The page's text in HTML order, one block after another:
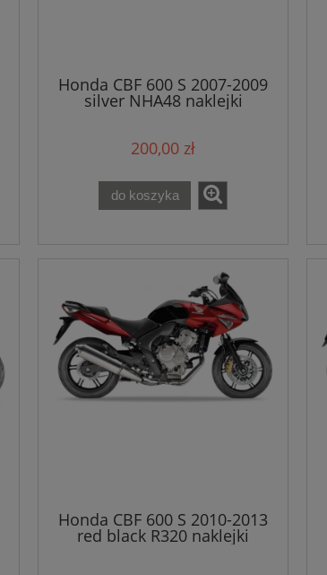
Honda CBF 600 S 2007-2009
silver NHA48 naklejki
200,00 zł
do koszyka
Honda CBF 600 S 2010-2013
red black R320 naklejki